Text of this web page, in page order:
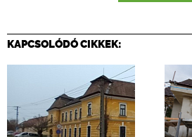
KAPCSOLÓDÓ CIKKEK: